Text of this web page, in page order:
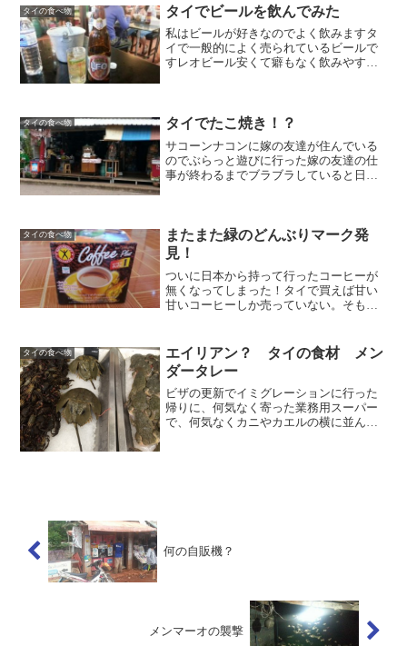
タイの食べ物 タイでビールを飲んでみた
私はビールが好きなのでよく飲みますタ
イで一般的によく売られているビールで
すレオビール安くて癖もなく飲みやすい
ンと言いますチャン...
タイの食べ物 タイでたこ焼き！？
サコーンナコンに嫁の友達が住んでいる
のでぶらっと遊びに行った嫁の友達の仕
事が終わるまでブラブラしていると日本
身はイカ、エビ、トリ...
タイの食べ物
またまた緑のどんぶりマーク発
見！
ついに日本から持って行ったコーヒーが
無くなってしまった！タイで買えば甘い
甘いコーヒーしか売っていない。そもそ
ない。缶コーヒーも全部甘いし、喫茶店
でもかなり気合いを入れて...
タイの食べ物
エイリアン？ タイの食材 メン
ダータレー
ビザの更新でイミグレーションに行った
帰りに、何気なく寄った業務用スーパー
で、何気なくカニやカエルの横に並んで
何の自販機？
メンマーオの襲撃